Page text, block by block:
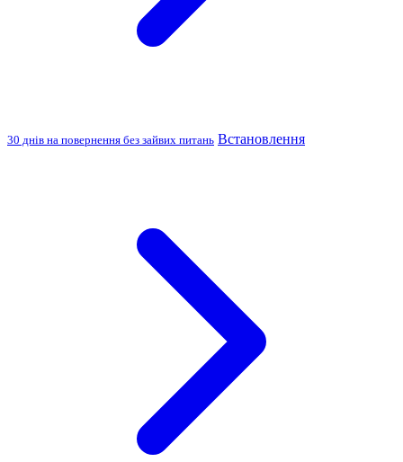
30 днів на повернення без зайвих питань Встановлення